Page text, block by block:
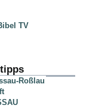
TV
Roßlau